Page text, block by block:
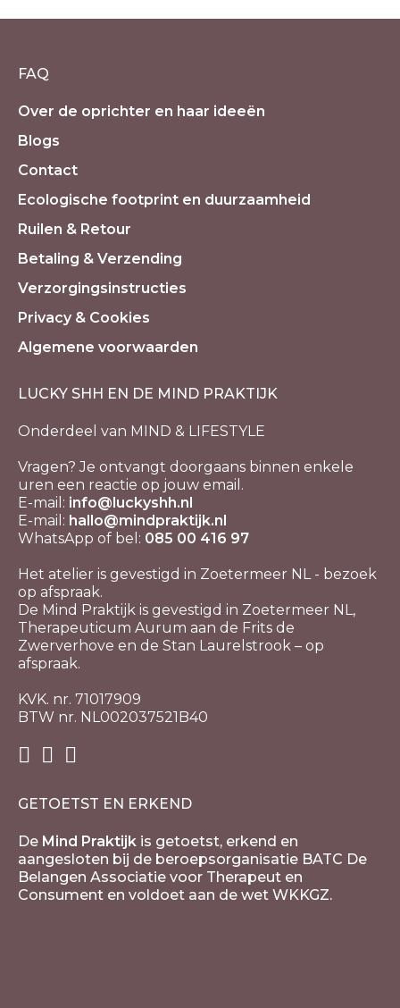
FAQ
Over de oprichter en haar ideeën
Blogs
Contact
Ecologische footprint en duurzaamheid
Ruilen & Retour
Betaling & Verzending
Verzorgingsinstructies
Privacy & Cookies
Algemene voorwaarden
LUCKY SHH EN DE MIND PRAKTIJK
Onderdeel van MIND & LIFESTYLE
Vragen? Je ontvangt doorgaans binnen enkele
uren een reactie op jouw email.
E-mail: info@luckyshh.nl
E-mail: hallo@mindpraktijk.nl
WhatsApp of bel: 085 00 416 97
Het atelier is gevestigd in Zoetermeer NL - bezoek
op afspraak.
De Mind Praktijk is gevestigd in Zoetermeer NL,
Therapeuticum Aurum aan de Frits de
Zwerverhove en de Stan Laurelstrook – op
afspraak.
KVK. nr. 71017909
BTW nr. NL002037521B40
GETOETST EN ERKEND
De Mind Praktijk is getoetst, erkend en
aangesloten bij de beroepsorganisatie BATC De
Belangen Associatie voor Therapeut en
Consument en voldoet aan de wet WKKGZ.